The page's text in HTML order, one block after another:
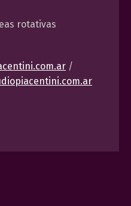
rotativas
/